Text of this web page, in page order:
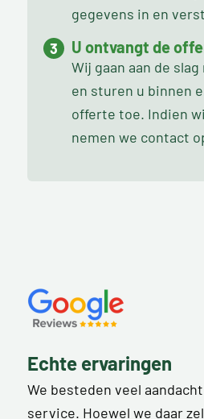
gegevens in en
U ontvangt de
Wij gaan aan de
en sturen u binnen
offerte toe. Indien
nemen we contact
Echte ervaringen
We besteden veel
service. Hoewel we daar